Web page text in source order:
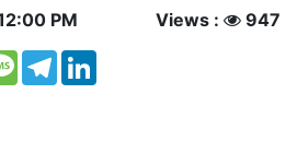
PM Views :
947
MessageTelegram